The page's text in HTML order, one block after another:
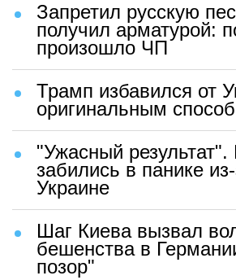
Запретил русскую
получил арматурой:
произошло ЧП
Трамп избавился от
оригинальным
"Ужасный
забились в панике
Украине
Шаг Киева вызвал
бешенства в
позор"